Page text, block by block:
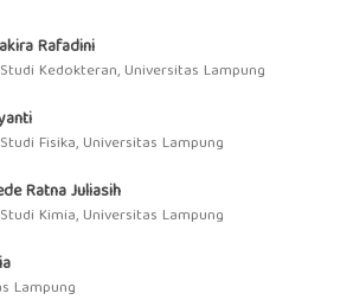
Rafadini
Kedokteran, Universitas Lampung
Fisika, Universitas Lampung
Ratna Juliasih
Kimia, Universitas Lampung
Lampung